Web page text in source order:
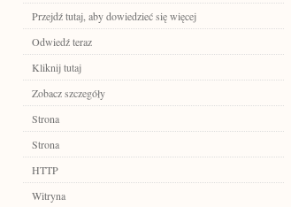
Przejdź tutaj, aby dowiedzieć się więcej
Odwiedź teraz
Kliknij tutaj
Zobacz szczegóły
Strona
Strona
HTTP
Witryna